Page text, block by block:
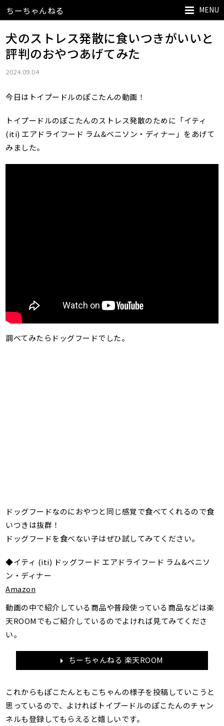
MENU
ちーちゃんねる
犬のストレス発散に食いつきがいいと
評判のおやつあげてみた
2024.09.04
今日はトイプードルのぽこたんの動画！
トイプードルのぽこたんのストレス発散のために「イティ
(iti) エアドライフード ラム&ベニソン・ディナー」をあげて
みました。
調べてみたらドッグフードでした。
ドッグフードなのにおやつと同じ感覚で食べてくれるので食
いつきは抜群！
ドッグフードを食べない子はぜひ試してみてください。
◆イティ (iti) ドッグフード エアドライフード ラム&ベニソ
ン・ディナー
Amazon
動画の中で紹介している商品や普段使っている商品などは楽
天ROOMでもご紹介しているのでよければ見てみてくださ
い。
ちーちゃんねる 楽天ROOM
これからもぽこたんともこちゃんの様子を投稿していこうと
思っているので、よければトイプードルのぽこたんのチャン
ネルも登録してもらえると嬉しいです。